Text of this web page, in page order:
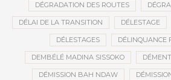
DÉGRADATION DES ROUTES
DÉLAI DE LA TRANSITION DÉLESTAGE
DÉLESTAGES DÉLINQUANCE
DEMBÉLÉ MADINA SISSOKO
DÉMISSION BAH NDAW